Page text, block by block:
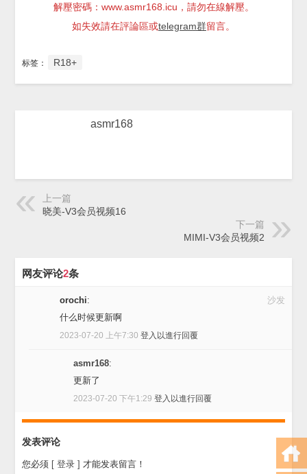
解壓密碼：www.asmr168.icu，請勿在線解壓。
如失效請在評論區或telegram群留言。
标签： R18+
asmr168
上一篇
晓美-V3会员视频16
下一篇
MIMI-V3会员视频2
网友评论2条
沙发
orochi:
什么时候更新啊
2023-07-20 上午7:30登入以進行回覆
asmr168:
更新了
2023-07-20 下午1:29登入以進行回覆
发表评论
您必须 [ 登录 ] 才能发表留言！